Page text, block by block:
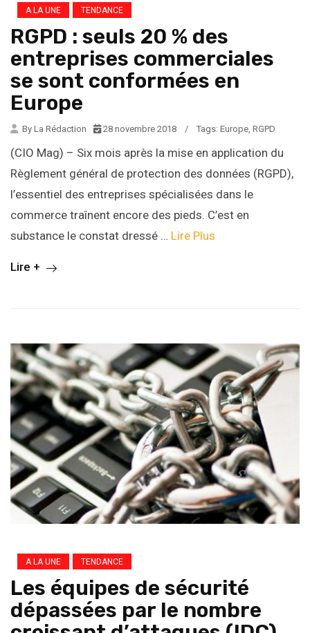
A LA UNE TENDANCE
RGPD : seuls 20 % des
entreprises commerciales
se sont conformées en
Europe
By La Rédaction 28 novembre 2018 / Tags: Europe, RGPD
(CIO Mag) – Six mois après la mise en application du
Règlement général de protection des données (RGPD),
l’essentiel des entreprises spécialisées dans le
commerce traînent encore des pieds. C’est en
substance le constat dressé … Lire Plus
Lire +
A LA UNE TENDANCE
Les équipes de sécurité
dépassées par le nombre